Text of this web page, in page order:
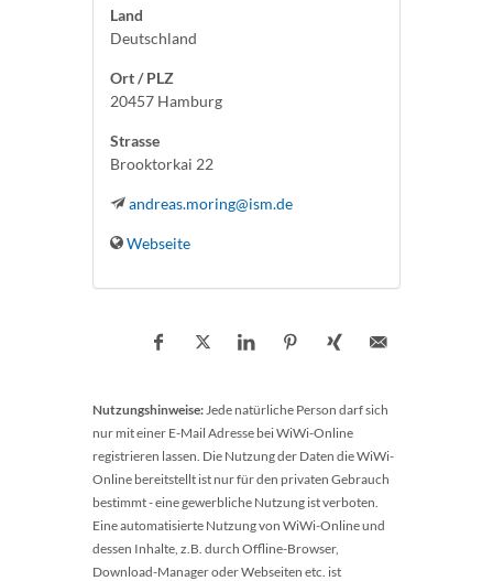
Land
Deutschland
Ort / PLZ
20457 Hamburg
Strasse
Brooktorkai 22
andreas.moring@ism.de
Webseite
Nutzungshinweise:Jede natürliche Person darf sich
nur mit einer E-Mail Adresse bei WiWi-Online
registrieren lassen. Die Nutzung der Daten die WiWi-
Online bereitstellt ist nur für den privaten Gebrauch
bestimmt - eine gewerbliche Nutzung ist verboten.
Eine automatisierte Nutzung von WiWi-Online und
dessen Inhalte, z.B. durch Offline-Browser,
Download-Manager oder Webseiten etc. ist